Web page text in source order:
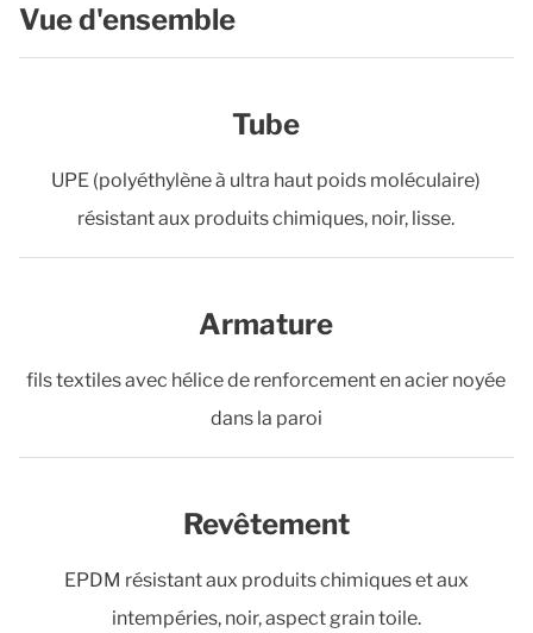
Vue d'ensemble
Tube
UPE (polyéthylène à ultra haut poids moléculaire)
résistant aux produits chimiques, noir, lisse.
Armature
fils textiles avec hélice de renforcement en acier noyée
dans la paroi
Revêtement
EPDM résistant aux produits chimiques et aux
intempéries, noir, aspect grain toile.